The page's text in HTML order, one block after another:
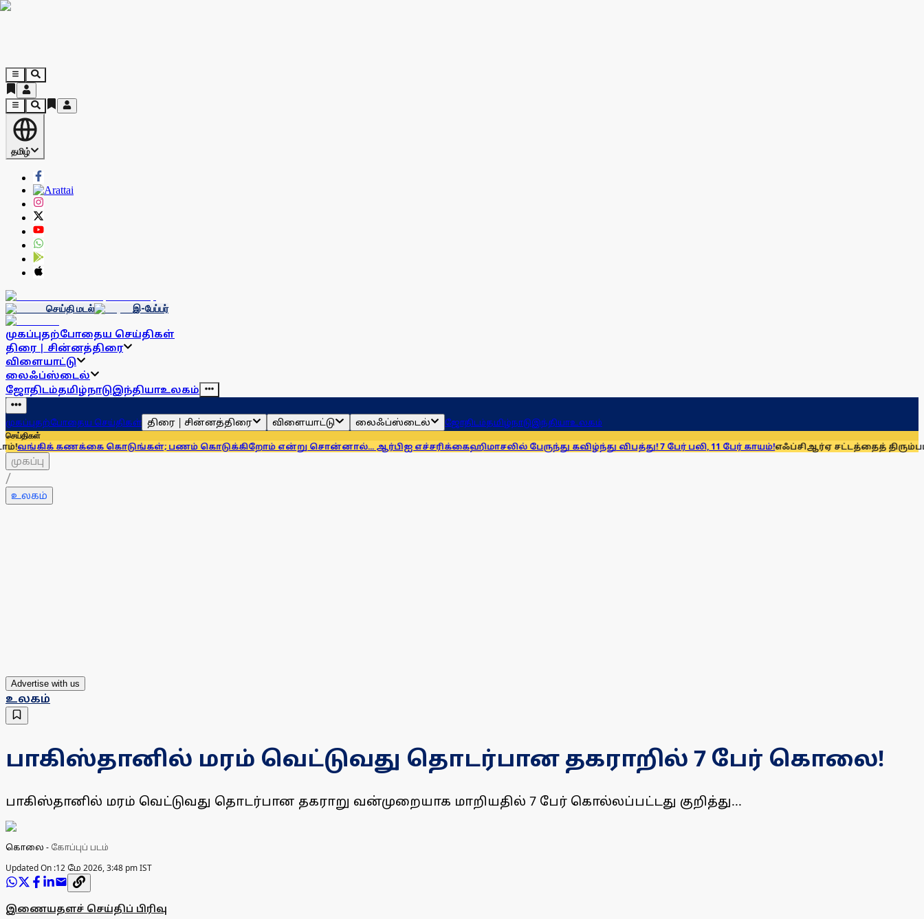
தமிழ்
செய்தி மடல் இ-பேப்பர்
முகப்புதற்போதைய செய்திகள்
திரை | சின்னத்திரை
விளையாட்டு
லைஃப்ஸ்டைல்
ஜோதிடம்தமிழ்நாடுஇந்தியாஉலகம்
முகப்புதற்போதைய செய்திகள் திரை | சின்னத்திரை விளையாட்டு லைஃப்ஸ்டைல் ஜோதிடம்தமிழ்நாடுஇந்தியாஉலகம்
செய்திகள்
கணக்கை கொடுங்கள்; பணம் கொடுக்கிறோம் என்று சொன்னால்... ஆர்பிஐ எச்சரிக்கை ஹிமாசலில் பேருந்து கவிழ்ந்து விபத்து! 7 பேர் பலி, 11 பேர் காயம்!எஃப்சிஆர்ஏ சட்டத்தைத் திரும்பப் பெறுக:
முகப்பு
/
உலகம்
Advertise with us
உலகம்
பாகிஸ்தானில் மரம் வெட்டுவது தொடர்பான தகராறில் 7 பேர் கொலை!
பாகிஸ்தானில் மரம் வெட்டுவது தொடர்பான தகராறு வன்முறையாக மாறியதில் 7 பேர் கொல்லப்பட்டது குறித்து...
கொலை - கோப்புப் படம்
Updated On :12 மே 2026, 3:48 pm IST
இணையதளச் செய்திப் பிரிவு